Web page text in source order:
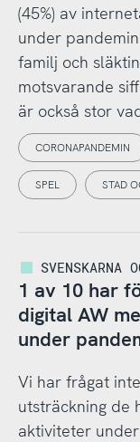
(45%) av
under
familj och
motsvarande
är också stor
CORONAPANDEMIN
SPEL STAD
SVENSKARNA
1 av 10 har
digital AW
under
Vi har frågat
utsträckning de
aktiviteter